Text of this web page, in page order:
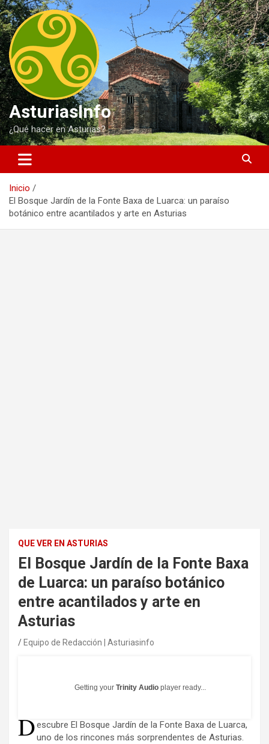
Saltar
al
contenido
AsturiasInfo
¿Qué hacer en Asturias?
Inicio
El Bosque Jardín de la Fonte Baxa de Luarca: un paraíso
botánico entre acantilados y arte en Asturias
QUE VER EN ASTURIAS
El Bosque Jardín de la Fonte Baxa
de Luarca: un paraíso botánico
entre acantilados y arte en
Asturias
Equipo de Redacción | Asturiasinfo
Getting your Trinity Audio player ready...
Descubre El Bosque Jardín de la Fonte Baxa de Luarca,
uno de los rincones más sorprendentes de Asturias.